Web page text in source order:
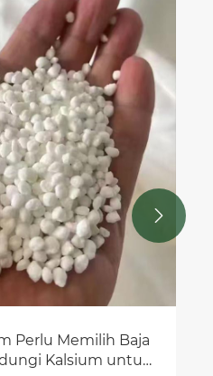
Perlu Memilih Baja
Kalsium untuk
